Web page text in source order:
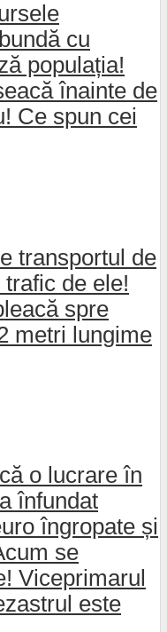
cu
populația!
înainte de
Ce spun cei
transportul de
de ele!
spre
metri lungime
o lucrare în
înfundat
îngropate și
se
Viceprimarul
este